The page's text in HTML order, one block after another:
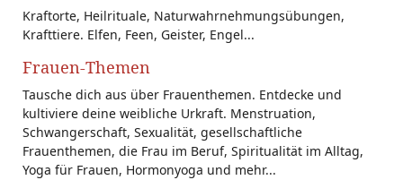
Kraftorte, Heilrituale, Naturwahrnehmungsübungen,
Krafttiere. Elfen, Feen, Geister, Engel...
Frauen-Themen
Tausche dich aus über Frauenthemen. Entdecke und
kultiviere deine weibliche Urkraft. Menstruation,
Schwangerschaft, Sexualität, gesellschaftliche
Frauenthemen, die Frau im Beruf, Spiritualität im Alltag,
Yoga für Frauen, Hormonyoga und mehr...